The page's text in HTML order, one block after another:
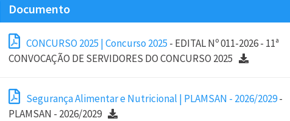
Documento
CONCURSO 2025 | Concurso 2025 - EDITAL Nº 011-2026 - 11ª
CONVOCAÇÃO DE SERVIDORES DO CONCURSO 2025
Segurança Alimentar e Nutricional | PLAMSAN - 2026/2029-
PLAMSAN - 2026/2029